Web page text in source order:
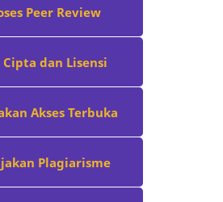
Peer Review
Cipta dan Lisensi
Akses Terbuka
Plagiarisme